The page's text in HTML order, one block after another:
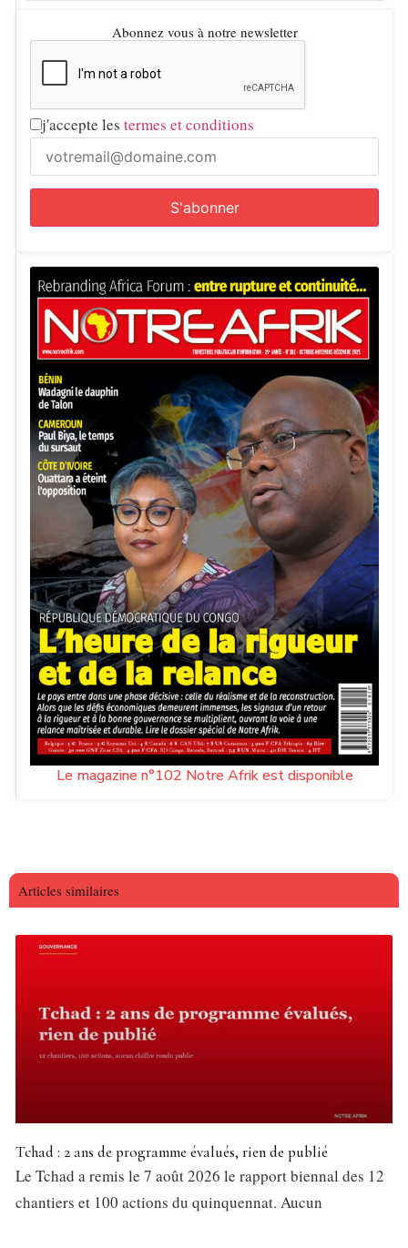
Abonnez vous à notre newsletter
j'accepte les termes et conditions
Le magazine n°102 Notre Afrik est disponible
Articles similaires
Tchad : 2 ans de programme évalués, rien de publié
Le Tchad a remis le 7 août 2026 le rapport biennal des 12
chantiers et 100 actions du quinquennat. Aucun